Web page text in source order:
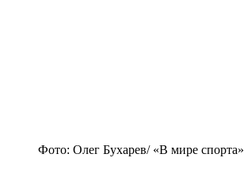
Фото: Олег Бухарев/ «В мире спорта»